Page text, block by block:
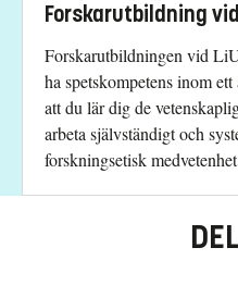
Forskarutbildning
Forskarutbildningen vid
ha spetskompetens inom
att du lär dig de
arbeta självständigt och
forskningsetisk